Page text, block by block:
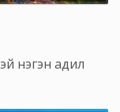
нэгэн адил